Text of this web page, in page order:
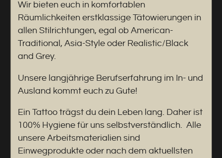
Wir bieten euch in komfortablen
Räumlichkeiten erstklassige Tätowierungen in
allen Stilrichtungen, egal ob American-
Traditional, Asia-Style oder Realistic/Black
and Grey.
Unsere langjährige Berufserfahrung im In- und
Ausland kommt euch zu Gute!
Ein Tattoo trägst du dein Leben lang. Daher ist
100% Hygiene für uns selbstverständlich. Alle
unsere Arbeitsmaterialien sind
Einwegprodukte oder nach dem aktuellsten